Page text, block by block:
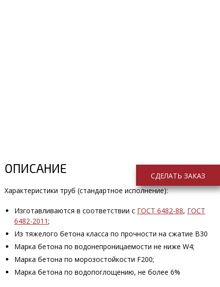
ОПИСАНИЕ
Характеристики труб (стандартное исполнение):
Изготавливаются в соответствии с ГОСТ 6482-88, ГОСТ
6482-2011;
Из тяжелого бетона класса по прочности на сжатие В30
Марка бетона по водонепроницаемости не ниже W4;
Марка бетона по морозостойкости F200;
Марка бетона по водопоглощению, не более 6%
СДЕЛАТЬ ЗАКАЗ